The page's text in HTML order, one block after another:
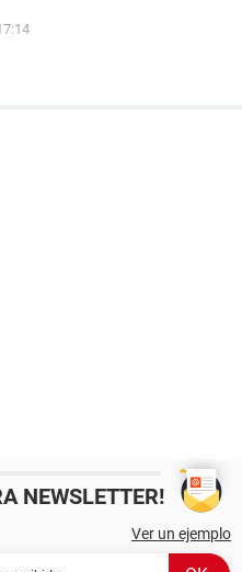
NEWSLETTER!
Ver un ejemplo